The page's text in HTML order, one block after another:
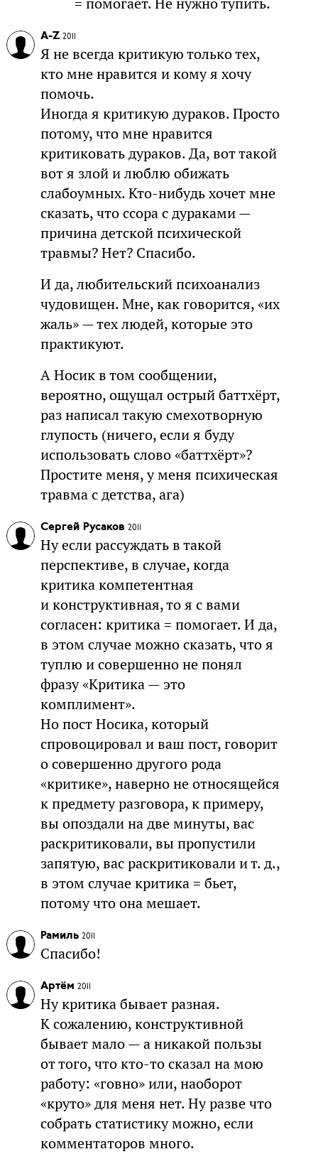
= помогает. Не нужно тупить.
A-Z 2011
Я не всегда критикую только тех,
кто мне нравится и кому я хочу
помочь.
Иногда я критикую дураков. Просто
потому, что мне нравится
критиковать дураков. Да, вот такой
вот я злой и люблю обижать
слабоумных. Кто-нибудь хочет мне
сказать, что ссора с дураками —
причина детской психической
травмы? Нет? Спасибо.
И да, любительский психоанализ
чудовищен. Мне, как говорится, «их
жаль» — тех людей, которые это
практикуют.
А Носик в том сообщении,
вероятно, ощущал острый баттхёрт,
раз написал такую смехотворную
глупость (ничего, если я буду
использовать слово «баттхёрт»?
Простите меня, у меня психическая
травма с детства, ага)
Сергей Русаков 2011
Ну если рассуждать в такой
перспективе, в случае, когда
критика компетентная
и конструктивная, то я с вами
согласен: критика = помогает. И да,
в этом случае можно сказать, что я
туплю и совершенно не понял
фразу «Критика — это
комплимент».
Но пост Носика, который
спровоцировал и ваш пост, говорит
о совершенно другого рода
«критике», наверно не относящейся
к предмету разговора, к примеру,
вы опоздали на две минуты, вас
раскритиковали, вы пропустили
запятую, вас раскритиковали и т. д.,
в этом случае критика = бьет,
потому что она мешает.
Рамиль 2011
Спасибо!
Артём 2011
Ну критика бывает разная.
К сожалению, конструктивной
бывает мало — а никакой пользы
от того, что кто-то сказал на мою
работу: «говно» или, наоборот
«круто» для меня нет. Ну разве что
собрать статистику можно, если
комментаторов много.